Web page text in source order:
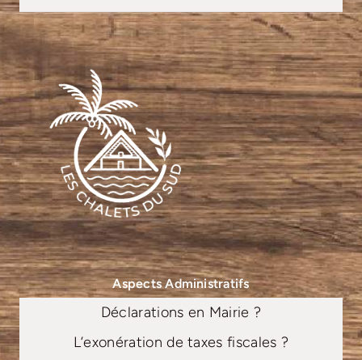
Aspects Administratifs
Déclarations en Mairie ?
L’exonération de taxes fiscales ?